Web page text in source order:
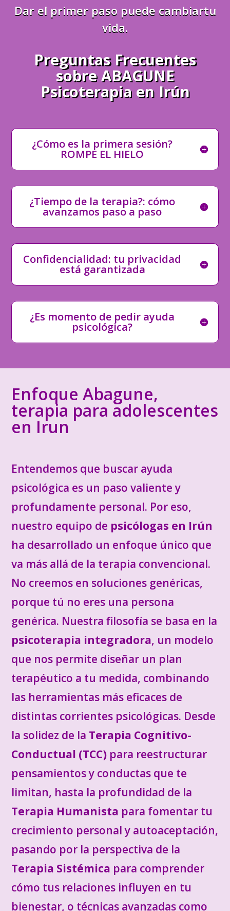
Dar el primer paso puede cambiartu
vida.
Preguntas Frecuentes
sobre ABAGUNE
Psicoterapia en Irún
¿Cómo es la primera sesión?
ROMPE EL HIELO
¿Tiempo de la terapia?: cómo
avanzamos paso a paso
Confidencialidad: tu privacidad
está garantizada
¿Es momento de pedir ayuda
psicológica?
Enfoque Abagune,
terapia para adolescentes
en Irun
Entendemos que buscar ayuda
psicológica es un paso valiente y
profundamente personal. Por eso,
nuestro equipo de psicólogas en Irún
ha desarrollado un enfoque único que
va más allá de la terapia convencional.
No creemos en soluciones genéricas,
porque tú no eres una persona
genérica. Nuestra filosofía se basa en la
psicoterapia integradora, un modelo
que nos permite diseñar un plan
terapéutico a tu medida, combinando
las herramientas más eficaces de
distintas corrientes psicológicas. Desde
la solidez de la Terapia Cognitivo-
Conductual (TCC) para reestructurar
pensamientos y conductas que te
limitan, hasta la profundidad de la
Terapia Humanista para fomentar tu
crecimiento personal y autoaceptación,
pasando por la perspectiva de la
Terapia Sistémica para comprender
cómo tus relaciones influyen en tu
bienestar, o técnicas avanzadas como